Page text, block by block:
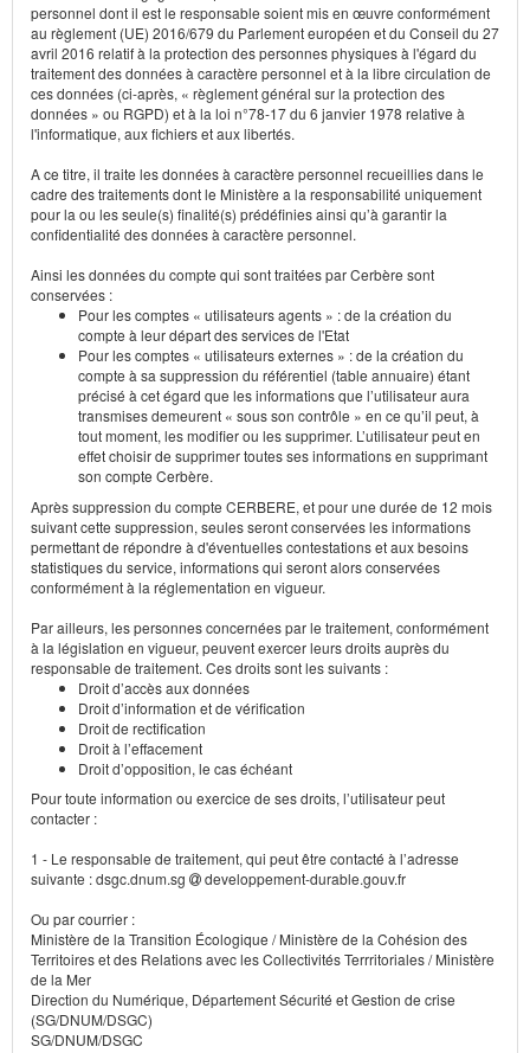
personnel dont il est le responsable soient mis en œuvre conformément
au règlement (UE) 2016/679 du Parlement européen et du Conseil du 27
avril 2016 relatif à la protection des personnes physiques à l'égard du
traitement des données à caractère personnel et à la libre circulation de
ces données (ci-après, « règlement général sur la protection des
données » ou RGPD) et à la loi n°78-17 du 6 janvier 1978 relative à
l'informatique, aux fichiers et aux libertés.
A ce titre, il traite les données à caractère personnel recueillies dans le
cadre des traitements dont le Ministère a la responsabilité uniquement
pour la ou les seule(s) finalité(s) prédéfinies ainsi qu’à garantir la
confidentialité des données à caractère personnel.
Ainsi les données du compte qui sont traitées par Cerbère sont
conservées :
Pour les comptes « utilisateurs agents » : de la création du
compte à leur départ des services de l'Etat
Pour les comptes « utilisateurs externes » : de la création du
compte à sa suppression du référentiel (table annuaire) étant
précisé à cet égard que les informations que l’utilisateur aura
transmises demeurent « sous son contrôle » en ce qu’il peut, à
tout moment, les modifier ou les supprimer. L’utilisateur peut en
effet choisir de supprimer toutes ses informations en supprimant
son compte Cerbère.
Après suppression du compte CERBERE, et pour une durée de 12 mois
suivant cette suppression, seules seront conservées les informations
permettant de répondre à d'éventuelles contestations et aux besoins
statistiques du service, informations qui seront alors conservées
conformément à la réglementation en vigueur.
Par ailleurs, les personnes concernées par le traitement, conformément
à la législation en vigueur, peuvent exercer leurs droits auprès du
responsable de traitement. Ces droits sont les suivants :
Droit d’accès aux données
Droit d’information et de vérification
Droit de rectification
Droit à l’effacement
Droit d’opposition, le cas échéant
Pour toute information ou exercice de ses droits, l’utilisateur peut
contacter :
1 - Le responsable de traitement, qui peut être contacté à l’adresse
suivante : dsgc.dnum.sg
developpement-durable.gouv.fr
Ou par courrier :
Ministère de la Transition Écologique / Ministère de la Cohésion des
Territoires et des Relations avec les Collectivités Terrritoriales / Ministère
de la Mer
Direction du Numérique, Département Sécurité et Gestion de crise
(SG/DNUM/DSGC)
SG/DNUM/DSGC